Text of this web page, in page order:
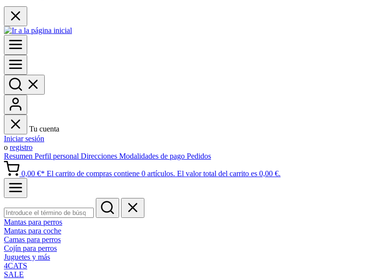
Tu cuenta
Iniciar sesión
o registro
Resumen Perfil personal Direcciones Modalidades de pago Pedidos
0,00 €* El carrito de compras contiene 0 artículos. El valor total del carrito es 0,00 €.
Mantas para perros
Mantas para coche
Camas para perros
Cojín para perros
Juguetes y más
4CATS
SALE